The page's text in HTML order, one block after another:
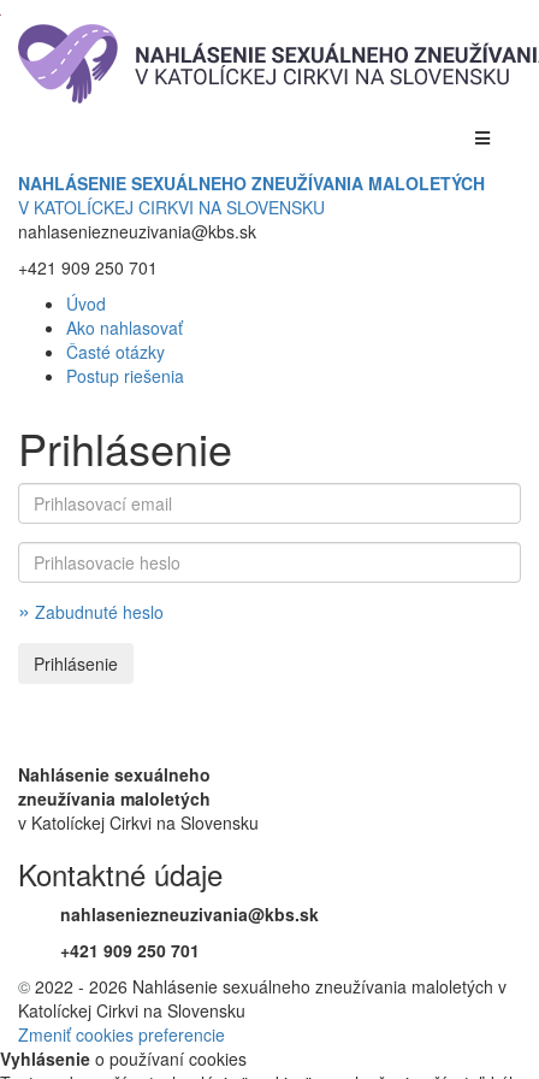
NAHLÁSENIE SEXUÁLNEHO ZNEUŽÍVANIA MALOLETÝCH
V KATOLÍCKEJ CIRKVI NA SLOVENSKU
nahlaseniezneuzivania@kbs.sk
+421 909 250 701
Úvod
Ako nahlasovať
Časté otázky
Postup riešenia
Prihlásenie
» Zabudnuté heslo
Nahlásenie sexuálneho
zneužívania maloletých
v Katolíckej Cirkvi na Slovensku
Kontaktné údaje
nahlaseniezneuzivania@kbs.sk
+421 909 250 701
© 2022 - 2026 Nahlásenie sexuálneho zneužívania maloletých v
Katolíckej Cirkvi na Slovensku
Zmeniť cookies preferencie
Vyhlásenie o používaní cookies